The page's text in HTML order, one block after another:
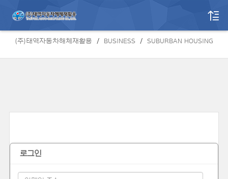
(주)태역자동차해체재활용 BUSINESS SUBURBAN HOUSING
로그인